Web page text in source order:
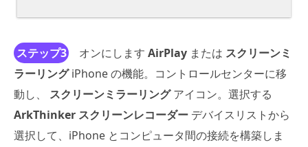
ステップ3 オンにします AirPlay または スクリーンミ
ラーリングiPhone の機能。コントロールセンターに移
動し、 スクリーンミラーリングアイコン。選択する
ArkThinker スクリーンレコーダー デバイスリストから
選択して、iPhone とコンピュータ間の接続を構築しま